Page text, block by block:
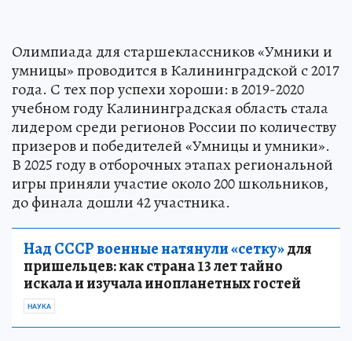
Олимпиада для старшеклассников «Умники и
умницы» проводится в Калининградской с 2017
года. С тех пор успехи хороши: в 2019-2020
учебном году Калининградская область стала
лидером среди регионов России по количеству
призеров и победителей «Умницы и умники».
В 2025 году в отборочных этапах региональной
игры приняли участие около 200 школьников,
до финала дошли 42 участника.
Над СССР военные натянули «сетку»для
пришельцев: как страна 13 лет тайно
искала и изучала инопланетных гостей
НАУКА